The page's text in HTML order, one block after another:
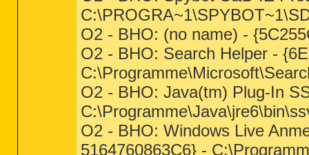
O2 - BHO: (no name) -
O2 - BHO: Search Helper -
O2 - BHO: Java(tm) Plug-In
O2 - BHO: Windows Live
5164760863C6} -